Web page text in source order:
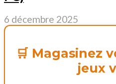
6 décembre 2025
🛒 Magasinez
jeux